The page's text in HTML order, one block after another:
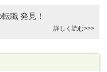
職 発見！
詳しく読む>>>